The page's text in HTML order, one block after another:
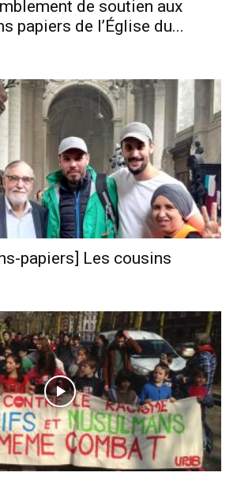
de soutien aux
papiers de l’Église du...
papiers] Les cousins